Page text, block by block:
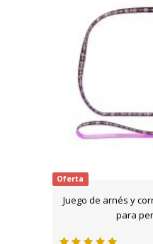
Oferta
Juego de arnés y
para